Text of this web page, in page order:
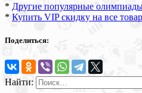
* Другие популярные
* Купить VIP скидку на все
Поделиться:
Найти: